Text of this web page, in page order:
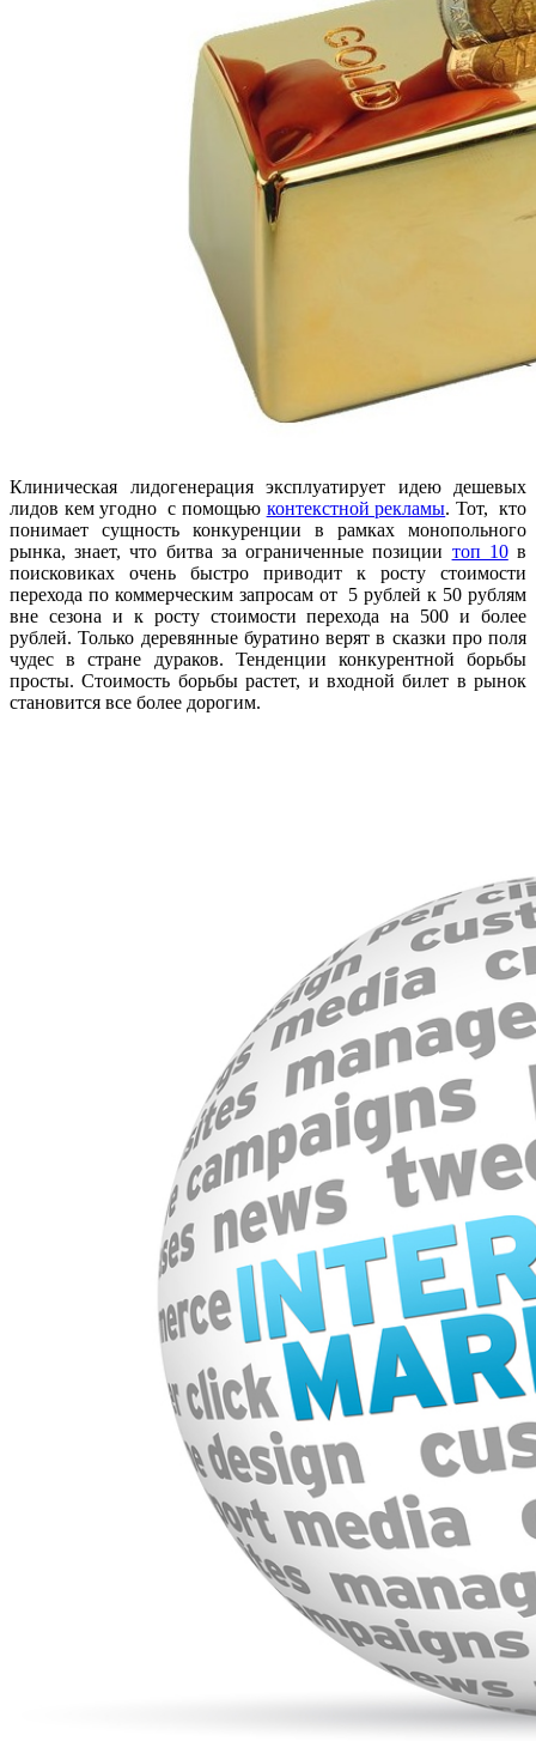
Клиническая лидогенерация эксплуатирует идею дешевых
лидов кем угодно с помощью контекстной рекламы. Тот, кто
понимает сущность конкуренции в рамках монопольного
рынка, знает, что битва за ограниченные позиции топ 10в
поисковиках очень быстро приводит к росту стоимости
перехода по коммерческим запросам от 5 рублей к 50 рублям
вне сезона и к росту стоимости перехода на 500 и более
рублей. Только деревянные буратино верят в сказки про поля
чудес в стране дураков. Тенденции конкурентной борьбы
просты. Стоимость борьбы растет, и входной билет в рынок
становится все более дорогим.